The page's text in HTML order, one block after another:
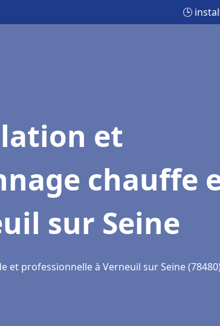
🕒
et
chauffe
sur Seine
et professionnelle à Verneuil sur Seine (78480)